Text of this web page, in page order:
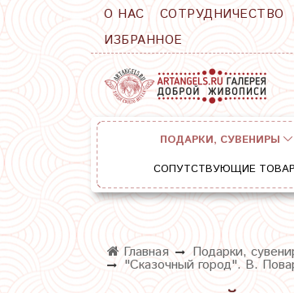
О НАС СОТРУДНИЧЕСТВО
ИЗБРАННОЕ
ПОДАРКИ, СУВЕНИРЫ
СОПУТСТВУЮЩИЕ
Главная Подарки,
"Сказочный город". В.